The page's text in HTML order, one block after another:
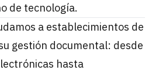
de tecnología.
a establecimientos de
gestión documental: desde
hasta